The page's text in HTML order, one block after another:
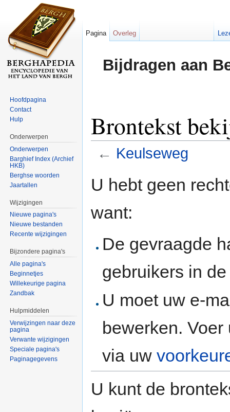
Bijdragen aan
Brontekst
← Keulseweg
U hebt geen
want:
De gevraagde
gebruikers in
U moet uw e-
bewerken.
via uw
U kunt de
Pagina Overleg
Hoofdpagina
Contact
Hulp
Onderwerpen
Onderwerpen
Barghief Index (Archief
HKB)
Berghse woorden
Jaartallen
Wijzigingen
Nieuwe pagina's
Nieuwe bestanden
Recente wijzigingen
Bijzondere pagina's
Alle pagina's
Beginnetjes
Willekeurige pagina
Zandbak
Hulpmiddelen
Verwijzingen naar deze
pagina
Verwante wijzigingen
Speciale pagina's
Paginagegevens